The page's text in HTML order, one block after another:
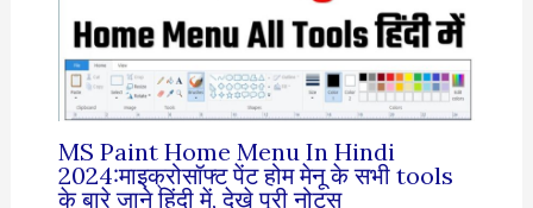
MS Paint Home Menu In Hindi
2024:माइक्रोसॉफ्ट पेंट होम मेनू के सभी tools
के बारे जाने हिंदी में, देखे पूरी नोट्स